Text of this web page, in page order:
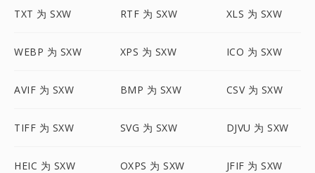
TXT 为 SXW RTF 为 SXW XLS 为 SXW
WEBP 为 SXW XPS 为 SXW ICO 为 SXW
AVIF 为 SXW BMP 为 SXW CSV 为 SXW
TIFF 为 SXW SVG 为 SXW DJVU 为 SXW
HEIC 为 SXW OXPS 为 SXW JFIF 为 SXW